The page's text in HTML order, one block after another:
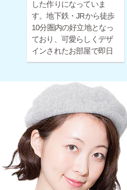
した作りになっていま
す。地下鉄・JRから徒歩
10分圏内の好立地となっ
ており、可愛らしくデザ
インされたお部屋で即日
お